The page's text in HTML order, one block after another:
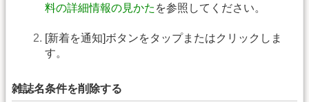
料の詳細情報の見かた を参照してください。
[新着を通知]ボタンをタップまたはクリックしま
す。
雑誌名条件を削除する